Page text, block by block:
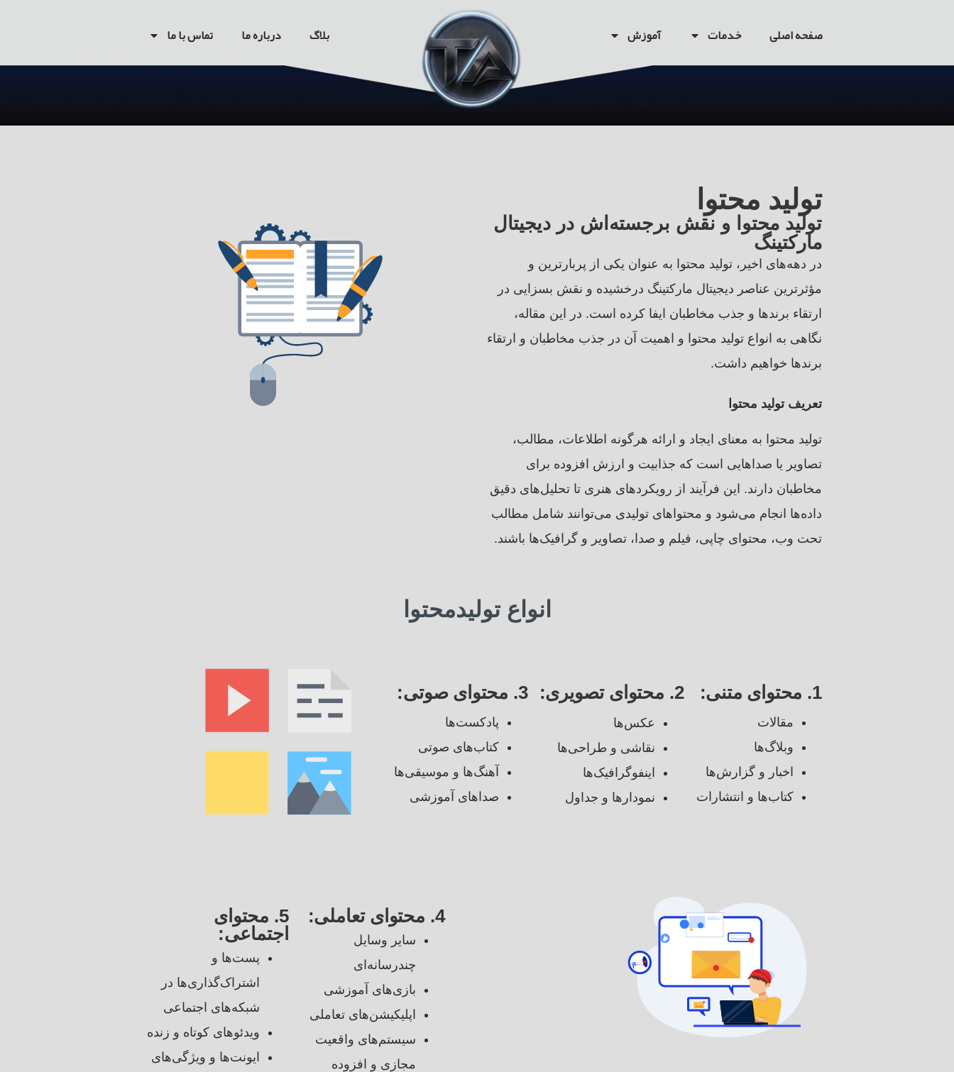
صفحه اصلی خدمات آموزش بلاگ درباره ما تماس با ما
تولید محتوا
تولید محتوا و نقش برجسته‌اش در دیجیتال
مارکتینگ
در دهه‌های اخیر، تولید محتوا به عنوان یکی از پربارترین و
مؤثرترین عناصر دیجیتال مارکتینگ درخشیده و نقش بسزایی در
ارتقاء برندها و جذب مخاطبان ایفا کرده است. در این مقاله،
نگاهی به انواع تولید محتوا و اهمیت آن در جذب مخاطبان و ارتقاء
برندها خواهیم داشت.
تعریف تولید محتوا
تولید محتوا به معنای ایجاد و ارائه هرگونه اطلاعات، مطالب،
تصاویر یا صداهایی است که جذابیت و ارزش افزوده برای
مخاطبان دارند. این فرآیند از رویکردهای هنری تا تحلیل‌های دقیق
داده‌ها انجام می‌شود و محتواهای تولیدی می‌توانند شامل مطالب
تحت وب، محتوای چاپی، فیلم و صدا، تصاویر و گرافیک‌ها باشند.
انواع تولیدمحتوا
1. محتوای متنی:
مقالات
وبلاگ‌ها
اخبار و گزارش‌ها
کتاب‌ها و انتشارات
2. محتوای تصویری:
عکس‌ها
نقاشی و طراحی‌ها
اینفوگرافیک‌ها
نمودارها و جداول
3. محتوای صوتی:
پادکست‌ها
کتاب‌های صوتی
آهنگ‌ها و موسیقی‌ها
صداهای آموزشی
4. محتوای تعاملی:
سایر وسایل
چندرسانه‌ای
بازی‌های آموزشی
اپلیکیشن‌های تعاملی
سیستم‌های واقعیت
مجازی و افزوده
5. محتوای
اجتماعی:
پست‌ها و
اشتراک‌گذاری‌ها در
شبکه‌های اجتماعی
ویدئوهای کوتاه و زنده
ایونت‌ها و ویژگی‌های